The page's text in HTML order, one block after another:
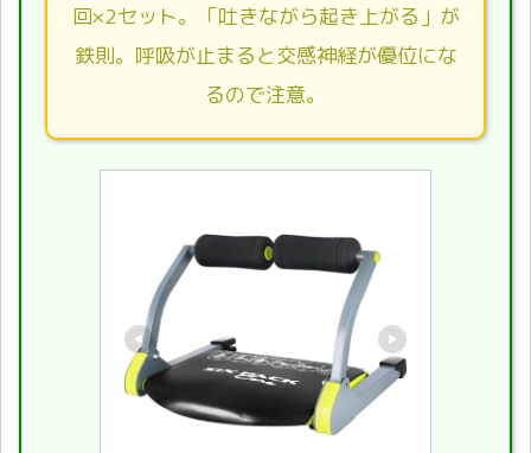
回×2セット。「吐きながら起き上がる」が
鉄則。呼吸が止まると交感神経が優位にな
るので注意。